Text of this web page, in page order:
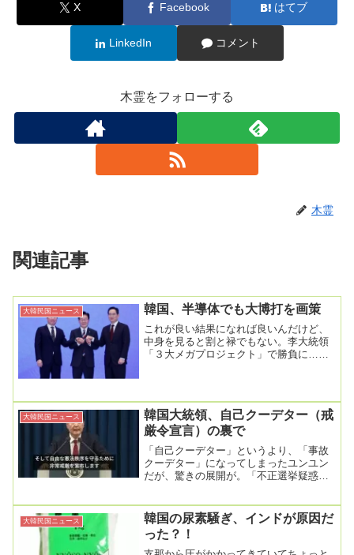
X Facebook はてブ
LinkedIn コメント
木霊をフォローする
木霊
関連記事
大韓民国ニュース 韓国、半導体でも大博打を画策
これが良い結果になれば良いんだけど、
中身を見ると割と禄でもない。李大統領
「３大メガプロジェクト」で勝負に…
大韓民国ニュース
韓国大統領、自己クーデター（戒
厳令宣言）の裏で
「自己クーデター」というより、「事故
クーデター」になってしまったユンユン
だが、驚きの展開が。「不正選挙疑惑を
大韓民国ニュース
韓国の尿素騒ぎ、インドが原因だ
った？！